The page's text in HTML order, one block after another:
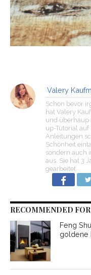
Valery
Schon bevor
hat Valery
und überhaup
up-Tutorial auf
Anleitungen
Schönheit
sondern auch
aus. Sie hat 3
gearbeitet.
RECOMMENDED FOR
Feng
goldene